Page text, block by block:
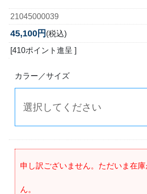
21045000039
45,100円 (税込)
[410ポイント進呈 ]
カラー／サイズ
申し訳ございません。ただいま在
ん。